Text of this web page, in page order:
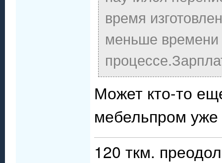
время
меньше времени
Может кто-то
мебельпром уже
120 ткм.